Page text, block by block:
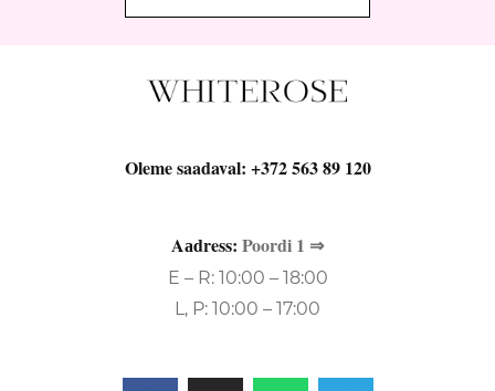
Oleme saadaval: +372 563 89 120
Aаdress: Poordi 1 ⇒
E – R: 10:00 – 18:00
L, P: 10:00 – 17:00